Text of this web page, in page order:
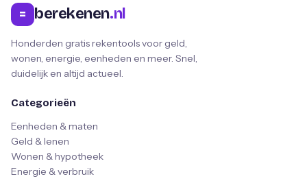
= berekenen.nl
Honderden gratis rekentools voor geld,
wonen, energie, eenheden en meer. Snel,
duidelijk en altijd actueel.
Categorieën
Eenheden & maten
Geld & lenen
Wonen & hypotheek
Energie & verbruik